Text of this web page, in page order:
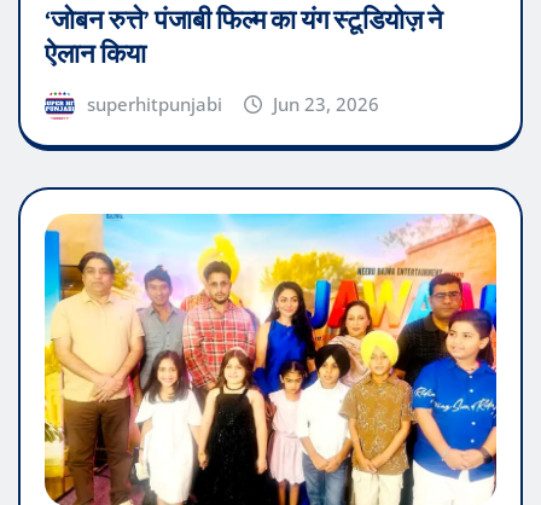
‘जोबन रुत्ते’ पंजाबी फिल्म का यंग स्टूडियोज़ ने
ऐलान किया
superhitpunjabi Jun 23, 2026